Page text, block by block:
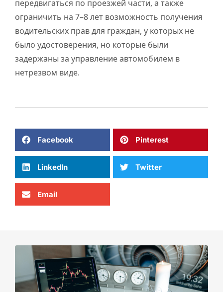
передвигаться по проезжей части, а также
ограничить на 7–8 лет возможность получения
водительских прав для граждан, у которых не
было удостоверения, но которые были
задержаны за управление автомобилем в
нетрезвом виде.
Facebook Pinterest
LinkedIn Twitter
Email